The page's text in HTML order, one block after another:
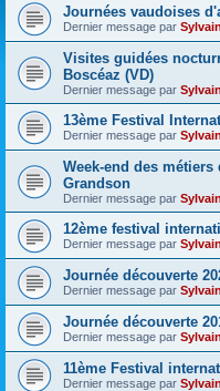
Journées vaudoises
Dernier message par
Visites guidées
Boscéaz (VD)
Dernier message par
13ème Festival
Dernier message par
Week-end des
Grandson
Dernier message par
12ème festival
Dernier message par
Journée découverte
Dernier message par
Journée découverte
Dernier message par
11ème Festival
Dernier message par